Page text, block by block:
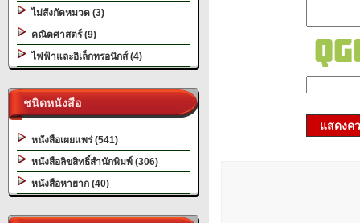
ไม่สังกัดหมวด (3)
คณิตศาสตร์ (9)
ไฟฟ้าและอิเล็กทรอนิกส์ (4)
ชนิดหนังสือ
หนังสือเผยแพร่ (541)
หนังสือลิขสิทธิ์สำนักพิมพ์ (306)
หนังสือหายาก (40)
แสดงค